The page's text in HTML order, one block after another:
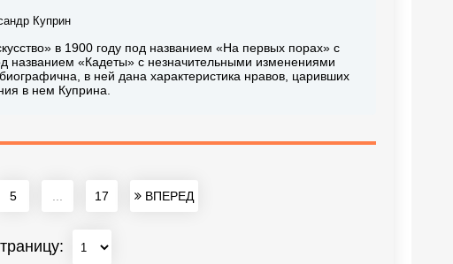
Куприн
в 1900 году под названием «На первых порах» с
названием «Кадеты» с незначительными изменениями
в ней дана характеристика нравов, царивших
в нем Куприна.
5 17 ВПЕРЕД